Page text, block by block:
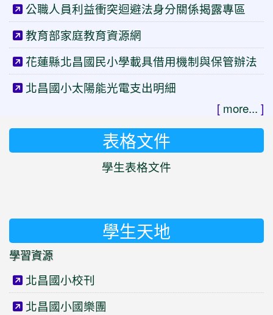
公職人員利益衝突迴避法身分關係揭露專區
教育部家庭教育資源網
花蓮縣北昌國民小學載具借用機制與保管辦法
北昌國小太陽能光電支出明細
[ more... ]
表格文件
學生表格文件
學生天地
學習資源
北昌國小校刊
北昌國小國樂團